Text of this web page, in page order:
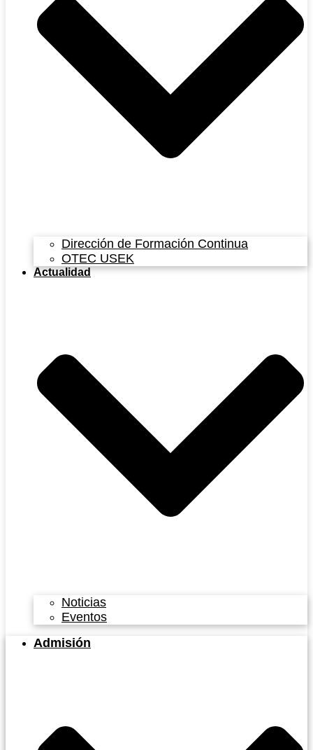
Dirección de Formación Continua
OTEC USEK
Actualidad
Noticias
Eventos
Admisión